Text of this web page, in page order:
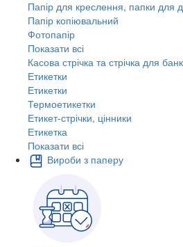
Папір для креслення, папки для
Папір копіювальний
Фотопапір
Показати всі
Касова стрічка та стрічка для
Етикетки
Етикетки
Термоетикетки
Етикет-стрічки, цінники
Етикетка
Показати всі
Вироби з паперу